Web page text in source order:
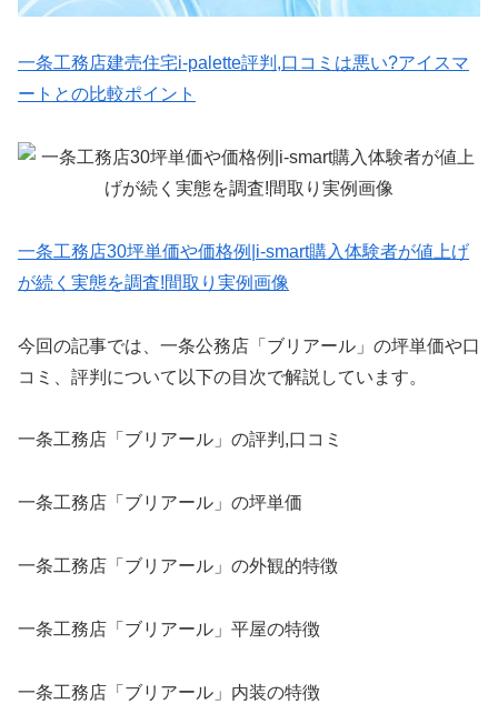
一条工務店建売住宅i-palette評判,口コミは悪い?アイスマ
ートとの比較ポイント
一条工務店30坪単価や価格例|i-smart購入体験者が値上げ
が続く実態を調査!間取り実例画像
今回の記事では、一条公務店「ブリアール」の坪単価や口
コミ、評判について以下の目次で解説しています。
一条工務店「ブリアール」の評判,口コミ
一条工務店「ブリアール」の坪単価
一条工務店「ブリアール」の外観的特徴
一条工務店「ブリアール」平屋の特徴
一条工務店「ブリアール」内装の特徴